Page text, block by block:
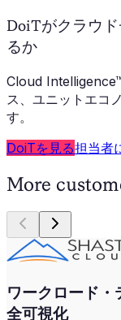
DoiTがクラウ
るか
Cloud
ス、ユニットエコ
す。
DoiTを見る担当者
More
ワークロード
全可視化